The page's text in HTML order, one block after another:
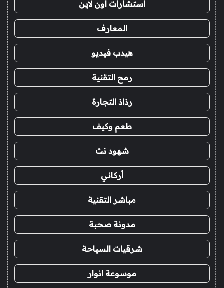
استشارات اون لاين
المعارف
هيدب فيديو
رمح التقنية
رذاذ التجارة
طعم وكيف
شهود نت
أركاني
مباشر التقنية
مدونة صحبة
شرقيات السياحة
موسوعة انوار